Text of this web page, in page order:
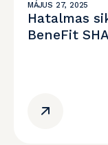
MÁJUS 27, 2025
Hatalmas
BeneFit